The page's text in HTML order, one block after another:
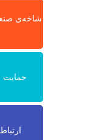
شاخه‌ی
حمایت